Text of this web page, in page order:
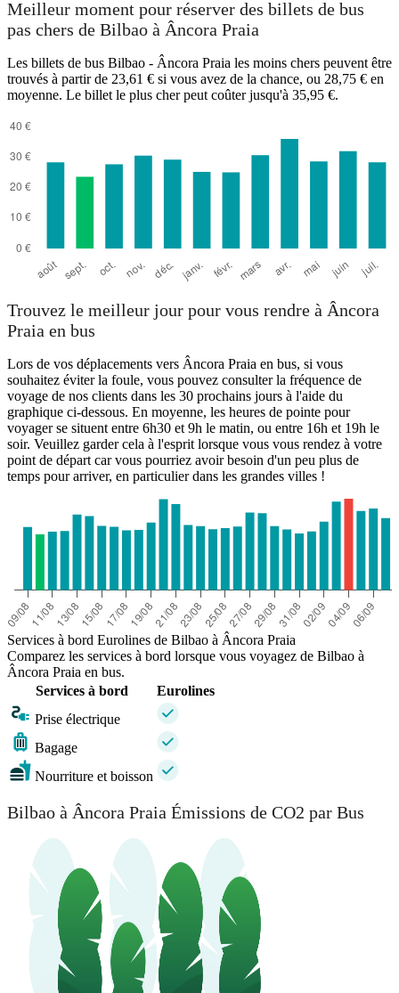
Meilleur moment pour réserver des billets de bus
pas chers de Bilbao à Âncora Praia
Les billets de bus Bilbao - Âncora Praia les moins chers peuvent être
trouvés à partir de 23,61 € si vous avez de la chance, ou 28,75 € en
moyenne. Le billet le plus cher peut coûter jusqu'à 35,95 €.
Trouvez le meilleur jour pour vous rendre à Âncora
Praia en bus
Lors de vos déplacements vers Âncora Praia en bus, si vous
souhaitez éviter la foule, vous pouvez consulter la fréquence de
voyage de nos clients dans les 30 prochains jours à l'aide du
graphique ci-dessous. En moyenne, les heures de pointe pour
voyager se situent entre 6h30 et 9h le matin, ou entre 16h et 19h le
soir. Veuillez garder cela à l'esprit lorsque vous vous rendez à votre
point de départ car vous pourriez avoir besoin d'un peu plus de
temps pour arriver, en particulier dans les grandes villes !
Services à bord Eurolines de Bilbao à Âncora Praia
Comparez les services à bord lorsque vous voyagez de Bilbao à
Âncora Praia en bus.
Services à bord
Eurolines
Prise électrique
Bagage
Nourriture et boisson
Bilbao à Âncora Praia Émissions de CO2 par Bus